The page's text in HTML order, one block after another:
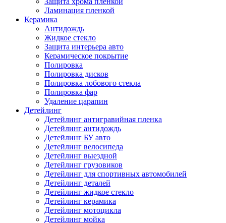
Ламинация пленкой
Керамика
Антидождь
Жидкое стекло
Защита интерьера авто
Керамическое покрытие
Полировка
Полировка дисков
Полировка лобового стекла
Полировка фар
Удаление царапин
Детейлинг
Детейлинг антигравийная пленка
Детейлинг антидождь
Детейлинг БУ авто
Детейлинг велосипеда
Детейлинг выездной
Детейлинг грузовиков
Детейлинг для спортивных автомобилей
Детейлинг деталей
Детейлинг жидкое стекло
Детейлинг керамика
Детейлинг мотоцикла
Детейлинг мойка